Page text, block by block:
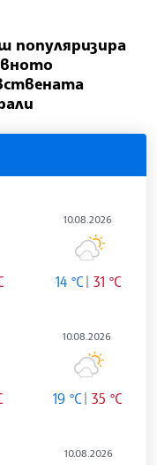
популяризира
10.08.2026
14 °C 31 °C
10.08.2026
19 °C 35 °C
10.08.2026